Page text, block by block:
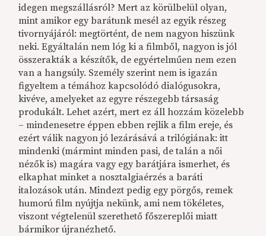
idegen megszállásról? Mert az körülbelül olyan,
mint amikor egy barátunk mesél az egyik részeg
tivornyájáról: megtörtént, de nem nagyon hiszünk
neki. Egyáltalán nem lóg ki a filmből, nagyon is jól
összerakták a készítők, de egyértelműen nem ezen
van a hangsúly. Személy szerint nem is igazán
figyeltem a témához kapcsolódó dialógusokra,
kivéve, amelyeket az egyre részegebb társaság
produkált. Lehet azért, mert ez áll hozzám közelebb
– mindenesetre éppen ebben rejlik a film ereje, és
ezért válik nagyon jó lezárásává a trilógiának: itt
mindenki (mármint minden pasi, de talán a női
nézők is) magára vagy egy barátjára ismerhet, és
elkaphat minket a nosztalgiaérzés a baráti
italozások után. Mindezt pedig egy pörgős, remek
humorú film nyújtja nekünk, ami nem tökéletes,
viszont végtelenül szerethető főszereplői miatt
bármikor újranézhető.